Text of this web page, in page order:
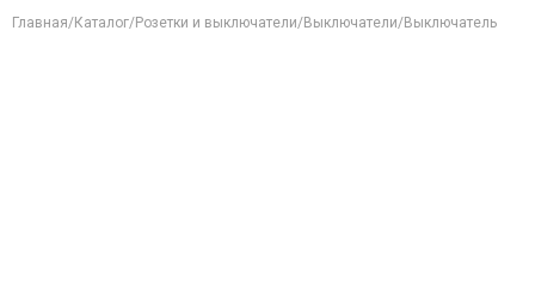
Главная/Каталог/Розетки и выключатели/Выключатели/Выключатель